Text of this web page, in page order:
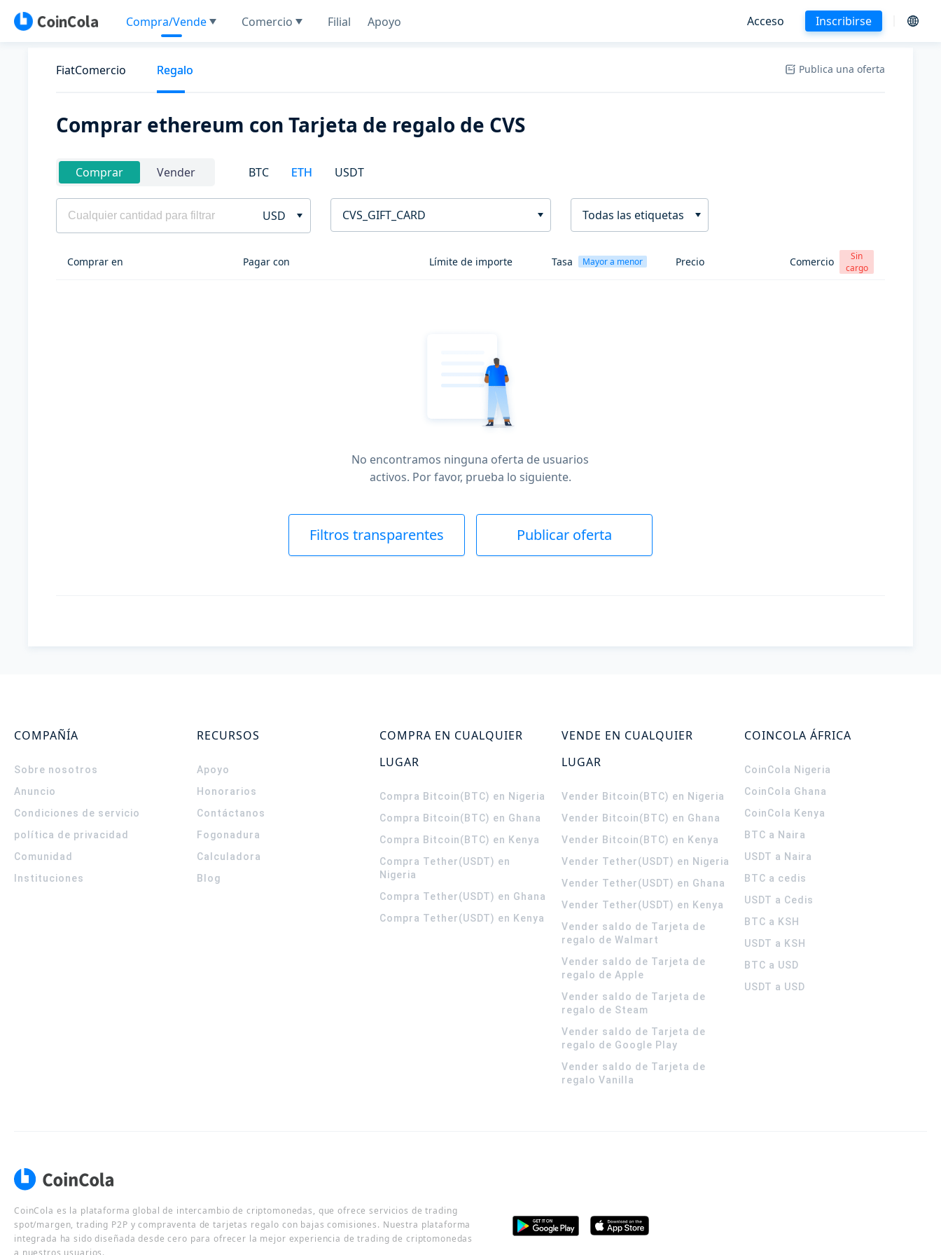
Compra/Vende Comercio Filial Apoyo Acceso Inscribirse
FiatComercio Regalo Publica una oferta
Comprar ethereum con Tarjeta de regalo de CVS
Comprar Vender BTC ETH USDT
USD CVS_GIFT_CARD Todas las etiquetas
Comprar en Pagar con Límite de importe Tasa Mayor a menor Precio Comercio
Sin
cargo
No encontramos ninguna oferta de usuarios
activos. Por favor, prueba lo siguiente.
Filtros transparentes Publicar oferta
COMPAÑÍA
Sobre nosotros
Anuncio
Condiciones de servicio
política de privacidad
Comunidad
Instituciones
RECURSOS
Apoyo
Honorarios
Contáctanos
Fogonadura
Calculadora
Blog
COMPRA EN CUALQUIER
LUGAR
Compra Bitcoin(BTC) en Nigeria
Compra Bitcoin(BTC) en Ghana
Compra Bitcoin(BTC) en Kenya
Compra Tether(USDT) en
Nigeria
Compra Tether(USDT) en Ghana
Compra Tether(USDT) en Kenya
VENDE EN CUALQUIER
LUGAR
Vender Bitcoin(BTC) en Nigeria
Vender Bitcoin(BTC) en Ghana
Vender Bitcoin(BTC) en Kenya
Vender Tether(USDT) en Nigeria
Vender Tether(USDT) en Ghana
Vender Tether(USDT) en Kenya
Vender saldo de Tarjeta de
regalo de Walmart
Vender saldo de Tarjeta de
regalo de Apple
Vender saldo de Tarjeta de
regalo de Steam
Vender saldo de Tarjeta de
regalo de Google Play
Vender saldo de Tarjeta de
regalo Vanilla
COINCOLA ÁFRICA
CoinCola Nigeria
CoinCola Ghana
CoinCola Kenya
BTC a Naira
USDT a Naira
BTC a cedis
USDT a Cedis
BTC a KSH
USDT a KSH
BTC a USD
USDT a USD
CoinCola es la plataforma global de intercambio de criptomonedas, que ofrece servicios de trading
spot/margen, trading P2P y compraventa de tarjetas regalo con bajas comisiones. Nuestra plataforma
integrada ha sido diseñada desde cero para ofrecer la mejor experiencia de trading de criptomonedas
a nuestros usuarios.